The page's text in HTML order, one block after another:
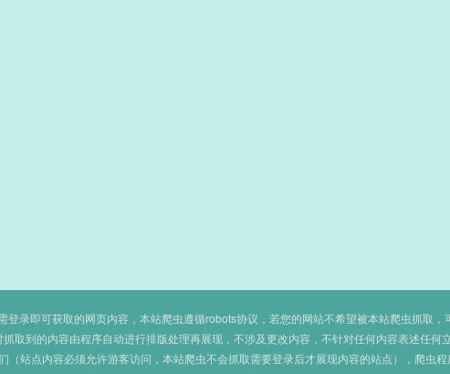
登录即可获取的网页内容，本站爬虫遵循robots协议，若您的网站不希望被本站爬虫抓取，
取到的内容由程序自动进行排版处理再展现，不涉及更改内容，不针对任何内容表述任何立
（站点内容必须允许游客访问，本站爬虫不会抓取需要登录后才展现内容的站点），爬虫程